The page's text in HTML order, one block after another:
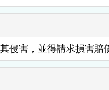
侵害，並得請求損害賠